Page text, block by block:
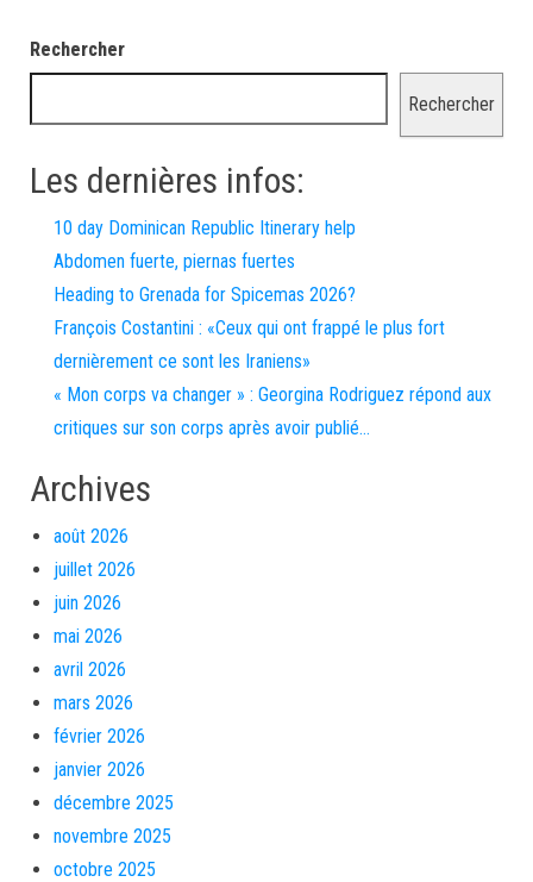
Rechercher
Rechercher
Les dernières infos:
10 day Dominican Republic Itinerary help
Abdomen fuerte, piernas fuertes
Heading to Grenada for Spicemas 2026?
François Costantini : «Ceux qui ont frappé le plus fort
dernièrement ce sont les Iraniens»
« Mon corps va changer » : Georgina Rodriguez répond aux
critiques sur son corps après avoir publié…
Archives
août 2026
juillet 2026
juin 2026
mai 2026
avril 2026
mars 2026
février 2026
janvier 2026
décembre 2025
novembre 2025
octobre 2025